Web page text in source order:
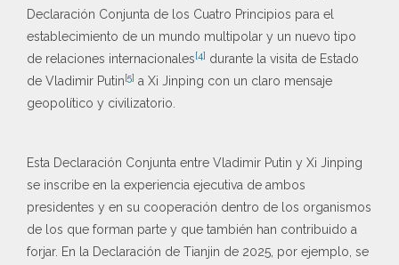
Declaración Conjunta de los Cuatro Principios para el
establecimiento de un mundo multipolar y un nuevo tipo
de relaciones internacionales[4] durante la visita de Estado
de Vladimir Putin[5] a Xi Jinping con un claro mensaje
geopolítico y civilizatorio.
Esta Declaración Conjunta entre Vladimir Putin y Xi Jinping
se inscribe en la experiencia ejecutiva de ambos
presidentes y en su cooperación dentro de los organismos
de los que forman parte y que también han contribuido a
forjar. En la Declaración de Tianjin de 2025, por ejemplo, se